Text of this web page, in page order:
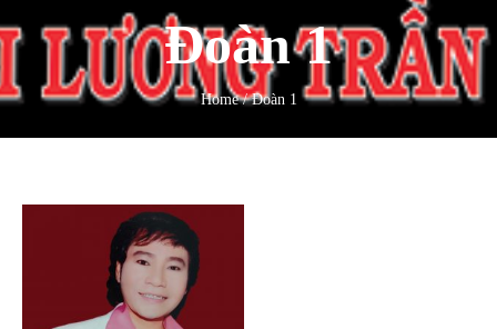
Đoàn 1
Home /Đoàn 1